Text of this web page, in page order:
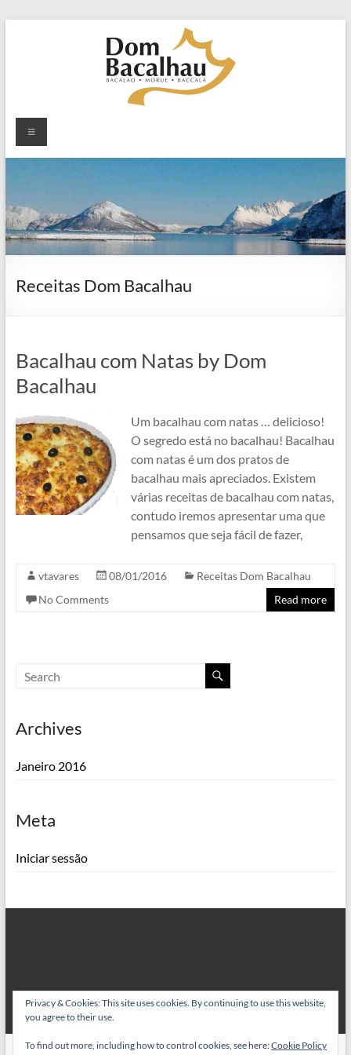
Dom
Bacalhau
Bacalhau
o
sabor
tradição
Menu
Receitas Dom Bacalhau
Bacalhau com Natas by Dom
Bacalhau
Um bacalhau com natas … delicioso!
O segredo está no bacalhau! Bacalhau
com natas é um dos pratos de
bacalhau mais apreciados. Existem
várias receitas de bacalhau com natas,
contudo iremos apresentar uma que
pensamos que seja fácil de fazer,
vtavares 08/01/2016
Receitas Dom Bacalhau
No Comments
Read more
Archives
Janeiro 2016
Meta
Iniciar sessão
Copyright © 2026Dom Bacalhau. All rights reserved. ThemeSpaciousby
Privacy & Cookies: This site uses cookies. By continuing to use this website,
you agree to their use.
To find out more, including how to control cookies, see here:Cookie Policy